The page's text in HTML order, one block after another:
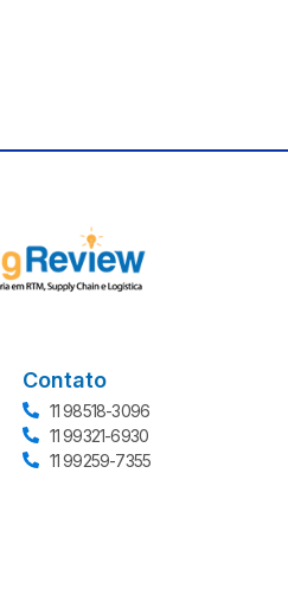
Contato
11 98518-3096
11 99321-6930
11 99259-7355